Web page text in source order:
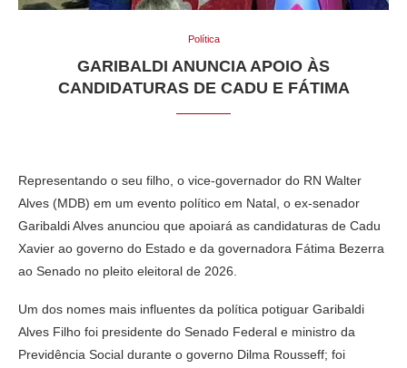
Política
GARIBALDI ANUNCIA APOIO ÀS
CANDIDATURAS DE CADU E FÁTIMA
Representando o seu filho, o vice-governador do RN Walter
Alves (MDB) em um evento político em Natal, o ex-senador
Garibaldi Alves anunciou que apoiará as candidaturas de Cadu
Xavier ao governo do Estado e da governadora Fátima Bezerra
ao Senado no pleito eleitoral de 2026.
Um dos nomes mais influentes da política potiguar Garibaldi
Alves Filho foi presidente do Senado Federal e ministro da
Previdência Social durante o governo Dilma Rousseff; foi